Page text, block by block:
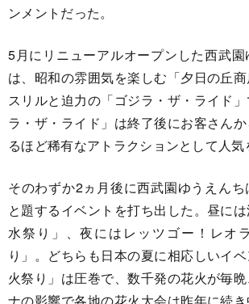
ンメントだった。
5月にリニューアルオープンした西武
は、昭和の雰囲気を楽しむ「夕日の丘
スリルと迫力の「ゴジラ・ザ・ライド
ラ・ザ・ライド」は終了後にお客さん
るほど稀有なアトラクションとして人気
そのわずか2ヵ月後に西武園ゆうえんち
と題するイベントを打ち出した。昼に
水祭り」、夜にはレッツゴー！レオ
り」。どちらも日本の夏に相応しいイ
火祭り」は圧巻で、数千発の花火が毎